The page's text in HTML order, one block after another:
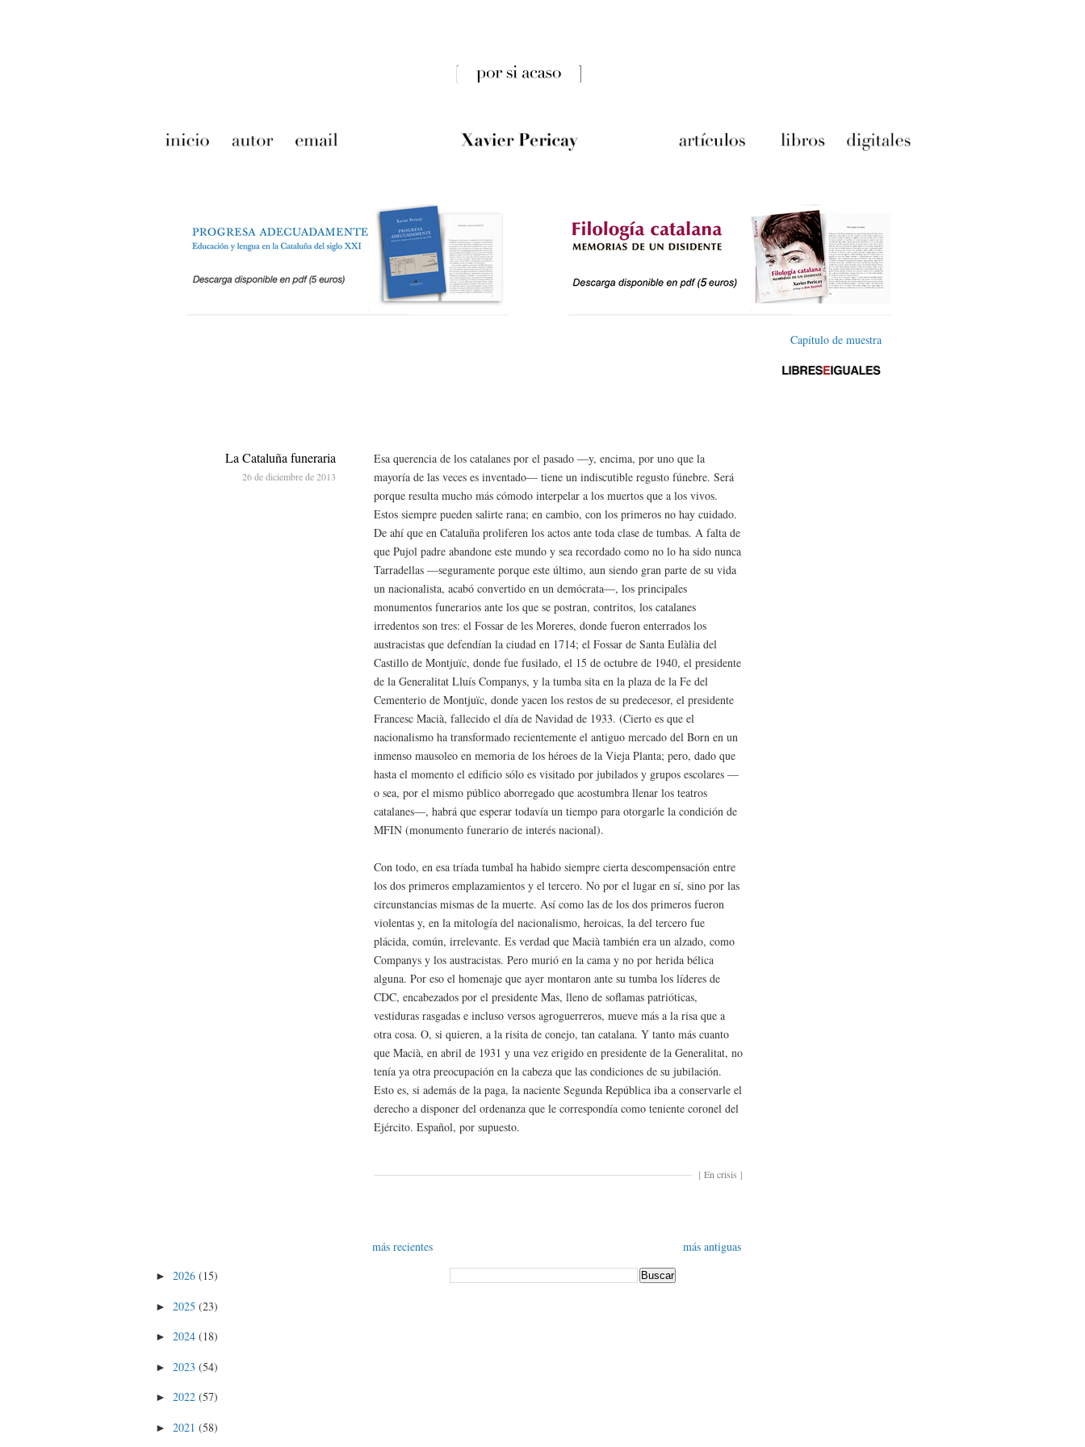
Capítulo de muestra
Esa querencia de los catalanes por el pasado —y, encima, por uno que la
mayoría de las veces es inventado— tiene un indiscutible regusto fúnebre. Será
porque resulta mucho más cómodo interpelar a los muertos que a los vivos.
Estos siempre pueden salirte rana; en cambio, con los primeros no hay cuidado.
De ahí que en Cataluña proliferen los actos ante toda clase de tumbas. A falta de
que Pujol padre abandone este mundo y sea recordado como no lo ha sido nunca
Tarradellas —seguramente porque este último, aun siendo gran parte de su vida
un nacionalista, acabó convertido en un demócrata—, los principales
monumentos funerarios ante los que se postran, contritos, los catalanes
irredentos son tres: el Fossar de les Moreres, donde fueron enterrados los
austracistas que defendían la ciudad en 1714; el Fossar de Santa Eulàlia del
Castillo de Montjuïc, donde fue fusilado, el 15 de octubre de 1940, el presidente
de la Generalitat Lluís Companys, y la tumba sita en la plaza de la Fe del
Cementerio de Montjuïc, donde yacen los restos de su predecesor, el presidente
Francesc Macià, fallecido el día de Navidad de 1933. (Cierto es que el
nacionalismo ha transformado recientemente el antiguo mercado del Born en un
inmenso mausoleo en memoria de los héroes de la Vieja Planta; pero, dado que
hasta el momento el edificio sólo es visitado por jubilados y grupos escolares —
o sea, por el mismo público aborregado que acostumbra llenar los teatros
catalanes—, habrá que esperar todavía un tiempo para otorgarle la condición de
MFIN (monumento funerario de interés nacional).
Con todo, en esa tríada tumbal ha habido siempre cierta descompensación entre
los dos primeros emplazamientos y el tercero. No por el lugar en sí, sino por las
circunstancias mismas de la muerte. Así como las de los dos primeros fueron
violentas y, en la mitología del nacionalismo, heroicas, la del tercero fue
plácida, común, irrelevante. Es verdad que Macià también era un alzado, como
Companys y los austracistas. Pero murió en la cama y no por herida bélica
alguna. Por eso el homenaje que ayer montaron ante su tumba los líderes de
CDC, encabezados por el presidente Mas, lleno de soflamas patrióticas,
vestiduras rasgadas e incluso versos agroguerreros, mueve más a la risa que a
otra cosa. O, si quieren, a la risita de conejo, tan catalana. Y tanto más cuanto
que Macià, en abril de 1931 y una vez erigido en presidente de la Generalitat, no
tenía ya otra preocupación en la cabeza que las condiciones de su jubilación.
Esto es, si además de la paga, la naciente Segunda República iba a conservarle el
derecho a disponer del ordenanza que le correspondía como teniente coronel del
Ejército. Español, por supuesto.
[En crisis ]
La Cataluña funeraria
26 de diciembre de 2013
más recientes más antiguas
►2026(15)
►2025(23)
►2024(18)
►2023(54)
►2022(57)
►2021(58)